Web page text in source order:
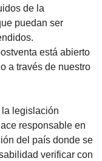
de la
puedan ser
está abierto
a través de nuestro
la legislación
responsable en
del país donde se
verificar con